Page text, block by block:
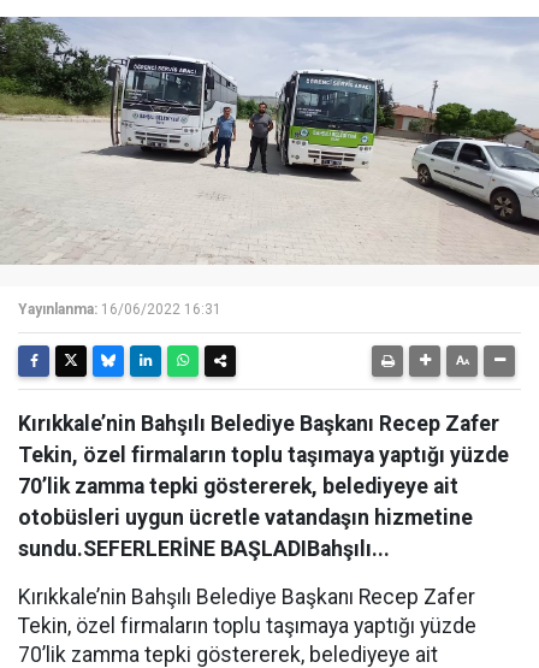
Yayınlanma: 16/06/2022 16:31
Kırıkkale’nin Bahşılı Belediye Başkanı Recep Zafer
Tekin, özel firmaların toplu taşımaya yaptığı yüzde
70’lik zamma tepki göstererek, belediyeye ait
otobüsleri uygun ücretle vatandaşın hizmetine
sundu.SEFERLERİNE BAŞLADIBahşılı...
Kırıkkale’nin Bahşılı Belediye Başkanı Recep Zafer
Tekin, özel firmaların toplu taşımaya yaptığı yüzde
70’lik zamma tepki göstererek, belediyeye ait